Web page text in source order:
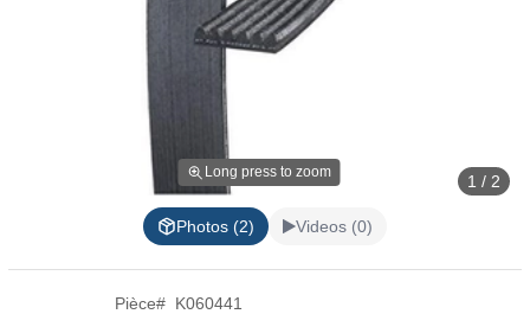
Long press to zoom 1 / 2
Photos (2) Videos (0)
Pièce# K060441